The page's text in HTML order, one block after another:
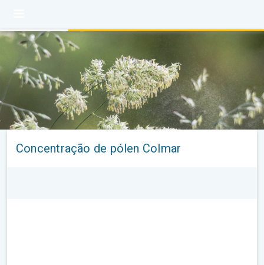
Concentração de pólen Colmar